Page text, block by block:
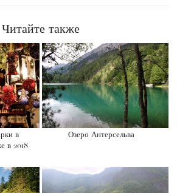
Читайте также
в
в 2018
Озеро Антерсельва